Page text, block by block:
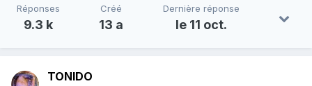
Réponses
9.3 k
Créé
13 a
Dernière réponse
le 11 oct.
TONIDO